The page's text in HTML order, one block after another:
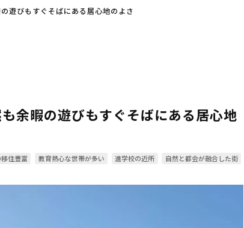
遊びもすぐそばにある居心地のよさ
余暇の遊びもすぐそばにある居心地
住豊富 教育熱心な世帯が多い 進学校の近所 自然と都会が融合した街